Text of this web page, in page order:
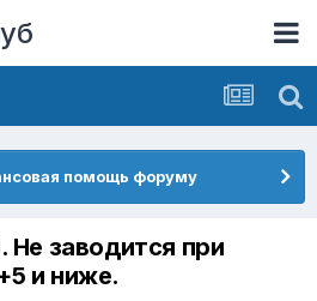
помощь форуму
Не заводится при
и ниже.